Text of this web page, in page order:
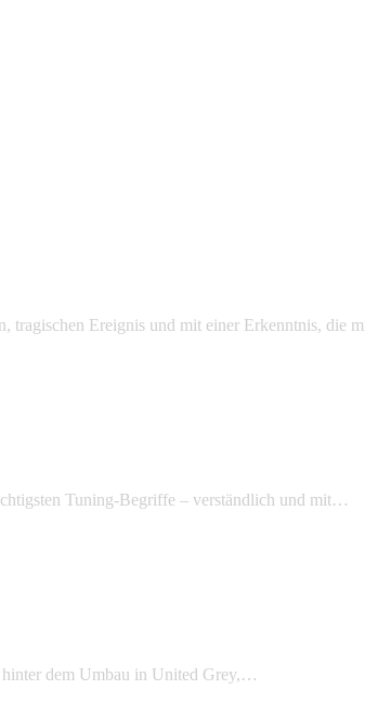
tragischen Ereignis und mit einer Erkenntnis, die
Tuning-Begriffe – verständlich und mit…
hinter dem Umbau in United Grey,…